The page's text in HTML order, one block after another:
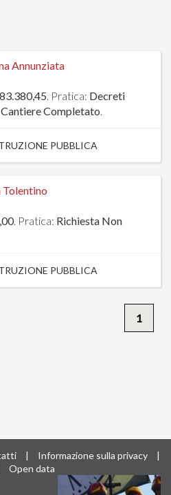
Annunziata
. Pratica: Decreti
Cantiere Completato.
PUBBLICA
Tolentino
. Pratica: Richiesta Non
PUBBLICA
1
| Informazione sulla privacy
|
Open data